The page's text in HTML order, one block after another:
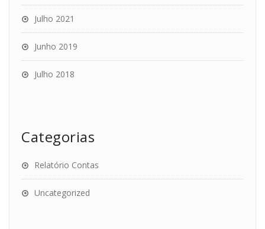
Julho 2021
Junho 2019
Julho 2018
Categorias
Relatório Contas
Uncategorized